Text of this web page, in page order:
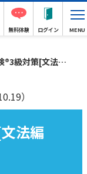
無料体験 ログイン MENU
法編part.4（関係代名詞）]
）
法編